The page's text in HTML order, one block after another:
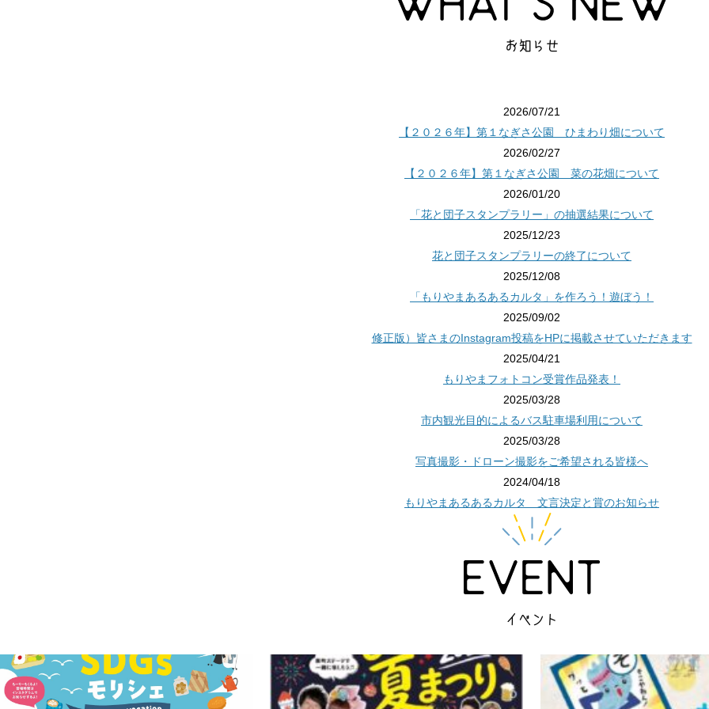
お知らせ
2026/07/21
【２０２６年】第１なぎさ公園 ひまわり畑について
2026/02/27
【２０２６年】第１なぎさ公園 菜の花畑について
2026/01/20
「花と団子スタンプラリー」の抽選結果について
2025/12/23
花と団子スタンプラリーの終了について
2025/12/08
「もりやまあるあるカルタ」を作ろう！遊ぼう！
2025/09/02
修正版）皆さまのInstagram投稿をHPに掲載させていただきます
2025/04/21
もりやまフォトコン受賞作品発表！
2025/03/28
市内観光目的によるバス駐車場利用について
2025/03/28
写真撮影・ドローン撮影をご希望される皆様へ
2024/04/18
もりやまあるあるカルタ 文言決定と賞のお知らせ
イベント